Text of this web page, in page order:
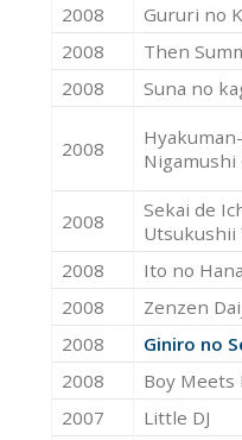
2008 Gururi no
2008
Then
2008
Suna no
2008
Nigamushi
2008
Sekai de
Utsukushii
2008
Ito no
2008
Zenzen
2008
Giniro no
2008
Boy Meets
2007
Little DJ